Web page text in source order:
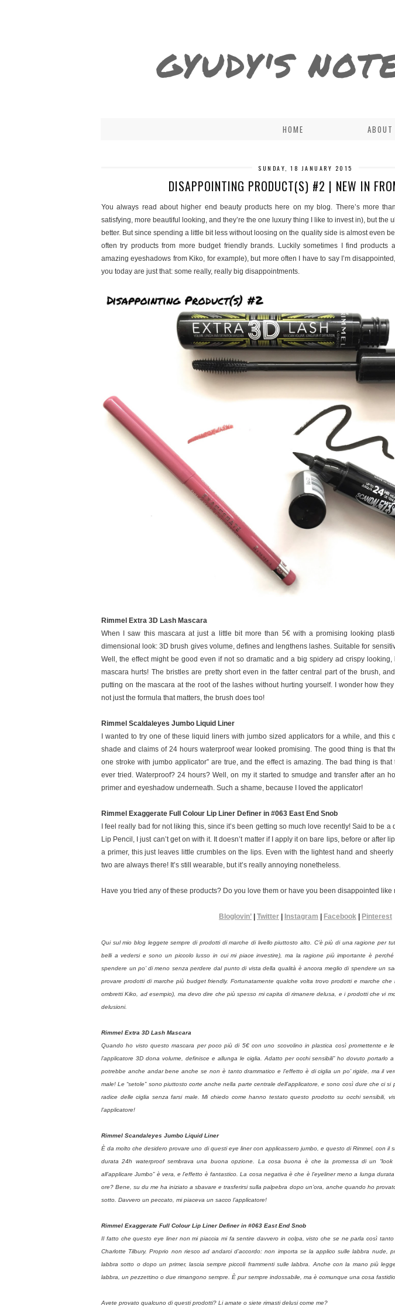
GYUDY'S
HOME ABOUT
SUNDAY, 18 JANUARY 2015
DISAPPOINTING PRODUCT(S) #2 | NEW IN
You always read about higher end beauty products here on my blog. There’s more
satisfying, more beautiful looking, and they’re the one luxury thing I like to invest in), but the
better. But since spending a little bit less without loosing on the quality side is almost even
often try products from more budget friendly brands. Luckily sometimes I find
amazing eyeshadows from Kiko, for example), but more often I have to say I’m
you today are just that: some really, really big disappointments.
Rimmel Extra 3D Lash Mascara
When I saw this mascara at just a little bit more than 5€ with a promising looking
dimensional look: 3D brush gives volume, defines and lengthens lashes. Suitable for
Well, the effect might be good even if not so dramatic and a big spidery ad crispy
mascara hurts! The bristles are pretty short even in the fatter central part of the brush,
putting on the mascara at the root of the lashes without hurting yourself. I wonder how
not just the formula that matters, the brush does too!
Rimmel Scaldaleyes Jumbo Liquid Liner
I wanted to try one of these liquid liners with jumbo sized applicators for a while, and this
shade and claims of 24 hours waterproof wear looked promising. The good thing is that
one stroke with jumbo applicator” are true, and the effect is amazing. The bad thing is
ever tried. Waterproof? 24 hours? Well, on my it started to smudge and transfer after an
primer and eyeshadow underneath. Such a shame, because I loved the applicator!
Rimmel Exaggerate Full Colour Lip Liner Definer in #063 East End Snob
I feel really bad for not liking this, since it’s been getting so much love recently! Said to be
Lip Pencil, I just can’t get on with it. It doesn’t matter if I apply it on bare lips, before or after
a primer, this just leaves little crumbles on the lips. Even with the lightest hand and
two are always there! It’s still wearable, but it’s really annoying nonetheless.
Have you tried any of these products? Do you love them or have you been disappointed like
Bloglovin’ | Twitter | Instagram | Facebook | Pinterest
Qui sul mio blog leggete sempre di prodotti di marche di livello piuttosto alto. C’è più di una ragione per
belli a vedersi e sono un piccolo lusso in cui mi piace investire), ma la ragione più importante è
spendere un po’ di meno senza perdere dal punto di vista della qualità è ancora meglio di spendere un
provare prodotti di marche più budget friendly. Fortunatamente qualche volta trovo prodotti e marche
ombretti Kiko, ad esempio), ma devo dire che più spesso mi capita di rimanere delusa, e i prodotti che vi
delusioni.
Rimmel Extra 3D Lash Mascara
Quando ho visto questo mascara per poco più di 5€ con uno scovolino in plastica così promettente e le
l’applicatore 3D dona volume, definisce e allunga le ciglia. Adatto per occhi sensibili” ho dovuto portarlo
potrebbe anche andar bene anche se non è tanto drammatico e l’effetto è di ciglia un po’ rigide, ma il
male! Le “setole” sono piuttosto corte anche nella parte centrale dell’applicatore, e sono così dure che ci si
radice delle ciglia senza farsi male. Mi chiedo come hanno testato questo prodotto su occhi sensibili,
l’applicatore!
Rimmel Scandaleyes Jumbo Liquid Liner
È da molto che desidero provare uno di questi eye liner con applicassero jumbo, e questo di Rimmel, con il
durata 24h waterproof sembrava una buona opzione. La cosa buona è che la promessa di un
all’applicare Jumbo” è vera, e l’effetto è fantastico. La cosa negativa è che è l’eyeliner meno a lunga
ore? Bene, su du me ha iniziato a sbavare e trasferirsi sulla palpebra dopo un’ora, anche quando ho
sotto. Davvero un peccato, mi piaceva un sacco l’applicatore!
Rimmel Exaggerate Full Colour Lip Liner Definer in #063 East End Snob
Il fatto che questo eye liner non mi piaccia mi fa sentire davvero in colpa, visto che se ne parla così
Charlotte Tilbury. Proprio non riesco ad andarci d’accordo: non importa se la applico sulle labbra nude,
labbra sotto o dopo un primer, lascia sempre piccoli frammenti sulle labbra. Anche con la mano più
labbra, un pezzettino o due rimangono sempre. È pur sempre indossabile, ma è comunque una cosa
Avete provato qualcuno di questi prodotti? Li amate o siete rimasti delusi come me?